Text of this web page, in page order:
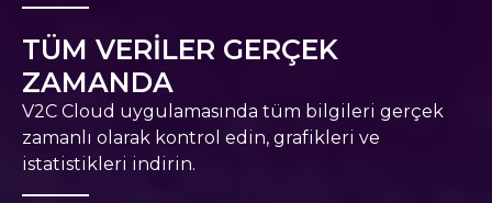
TÜM VERİLER GERÇEK
ZAMANDA
V2C Cloud uygulamasında tüm bilgileri gerçek
zamanlı olarak kontrol edin, grafikleri ve
istatistikleri indirin.